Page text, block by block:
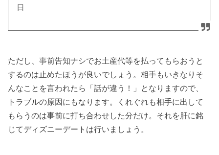
日
ただし、事前告知ナシでお土産代等を払ってもらおうと
するのは止めたほうが良いでしょう。相手もいきなりそ
んなことを言われたら「話が違う！」となりますので、
トラブルの原因にもなります。くれぐれも相手に出して
もらうのは事前に打ち合わせした分だけ。それを肝に銘
じてディズニーデートは行いましょう。